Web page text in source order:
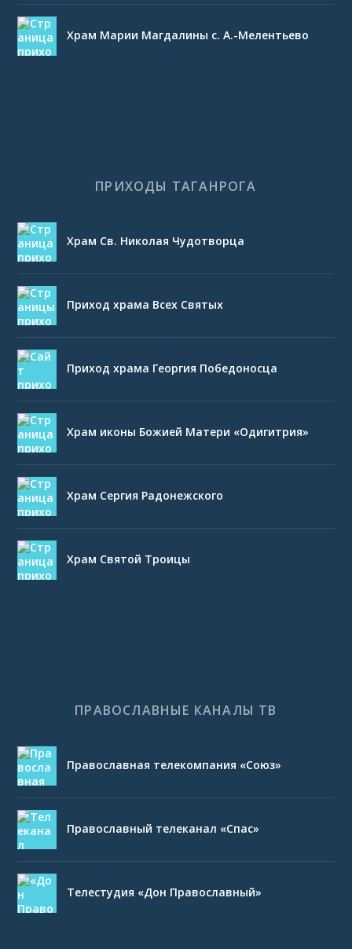
Храм Марии Магдалины с. А.-Мелентьево
ПРИХОДЫ ТАГАНРОГА
Храм Св. Николая Чудотворца
Приход храма Всех Святых
Приход храма Георгия Победоносца
Храм иконы Божией Матери «Одигитрия»
Храм Сергия Радонежского
Храм Святой Троицы
ПРАВОСЛАВНЫЕ КАНАЛЫ ТВ
Православная телекомпания «Союз»
Православный телеканал «Спас»
Телестудия «Дон Православный»